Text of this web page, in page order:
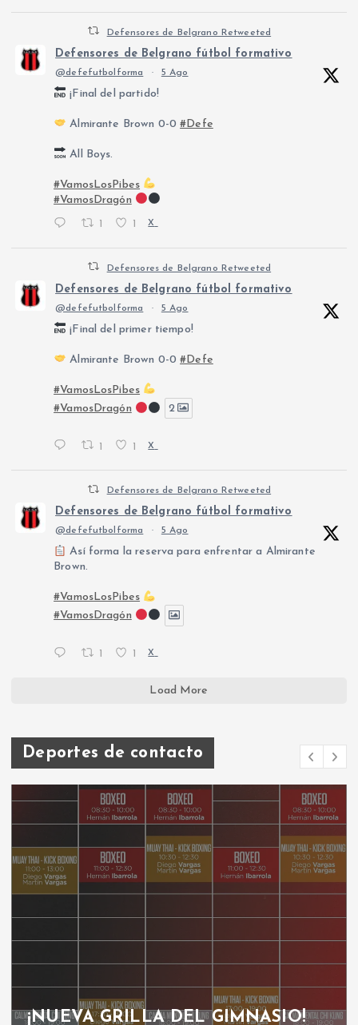
Defensores de Belgrano Retweeted
Defensores de Belgrano fútbol formativo
@defefutbolforma · 5 Ago
¡Final del partido!
Almirante Brown 0-0#Defe
All Boys.
#VamosLosPibes
#VamosDragón
1 1 X
Defensores de Belgrano Retweeted
Defensores de Belgrano fútbol formativo
@defefutbolforma · 5 Ago
¡Final del primer tiempo!
Almirante Brown 0-0#Defe
#VamosLosPibes
#VamosDragón
2
1 1 X
Defensores de Belgrano Retweeted
Defensores de Belgrano fútbol formativo
@defefutbolforma · 5 Ago
Así forma la reserva para enfrentar a Almirante
Brown.
#VamosLosPibes
#VamosDragón
1 1 X
Load More
Deportes de contacto
¡NUEVA GRILLA DEL GIMNASIO!